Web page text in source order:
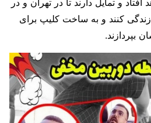
افتاد و تمایل دارند تا در تهران و در
زندگی کنند و به ساخت کلیپ برای
بپردازند.